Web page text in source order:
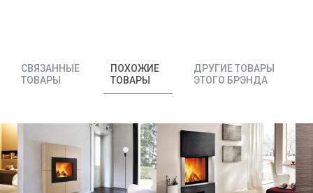
СВЯЗАННЫЕ
ТОВАРЫ
ПОХОЖИЕ
ТОВАРЫ
ДРУГИЕ ТОВАРЫ
ЭТОГО БРЭНДА